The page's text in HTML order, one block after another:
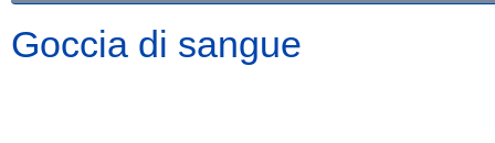
Goccia di sangue